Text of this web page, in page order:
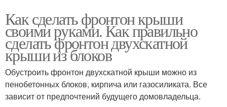
Как сделать фронтон крыши
своими руками. Как правильно
сделать фронтон двухскатной
крыши из блоков
Обустроить фронтон двухскатной крыши можно из
пенобетонных блоков, кирпича или газосиликата. Все
зависит от предпочтений будущего домовладельца.